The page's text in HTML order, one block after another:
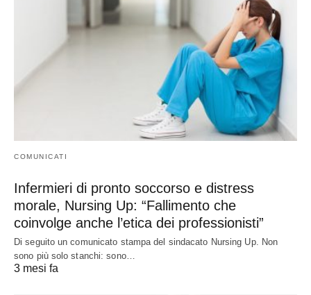
COMUNICATI
Infermieri di pronto soccorso e distress
morale, Nursing Up: “Fallimento che
coinvolge anche l’etica dei professionisti”
Di seguito un comunicato stampa del sindacato Nursing Up. Non
sono più solo stanchi: sono…
3 mesi fa